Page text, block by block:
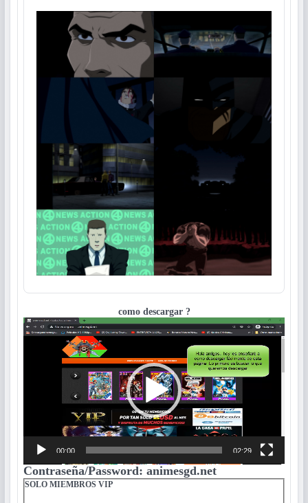
como descargar ?
Reproductor
de
00:00 02:29
Contraseña/Password: animesgd.net
SOLO MIEMBROS VIP